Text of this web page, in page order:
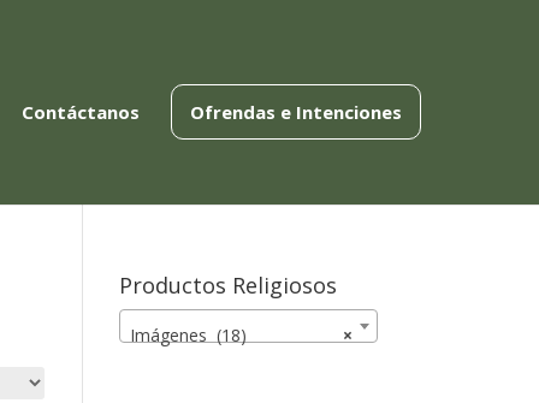
Contáctanos Ofrendas e Intenciones
Productos Religiosos
×
Imágenes (18)